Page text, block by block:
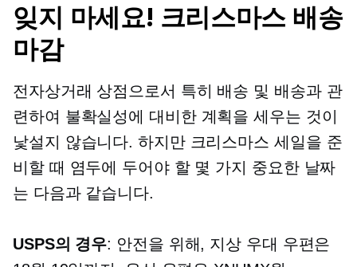
잊지 마세요! 크리스마스 배송
마감
전자상거래 상점으로서 특히 배송 및 배송과 관
련하여 불확실성에 대비한 계획을 세우는 것이
낯설지 않습니다. 하지만 크리스마스 세일을 준
비할 때 염두에 두어야 할 몇 가지 중요한 날짜
는 다음과 같습니다.
USPS의 경우: 안전을 위해, 지상 우대 우편은